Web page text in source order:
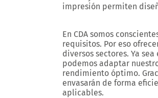
impresión permiten
En CDA somos
requisitos. Por eso
diversos sectores. Ya
podemos adaptar
rendimiento óptimo.
envasarán de forma
aplicables.